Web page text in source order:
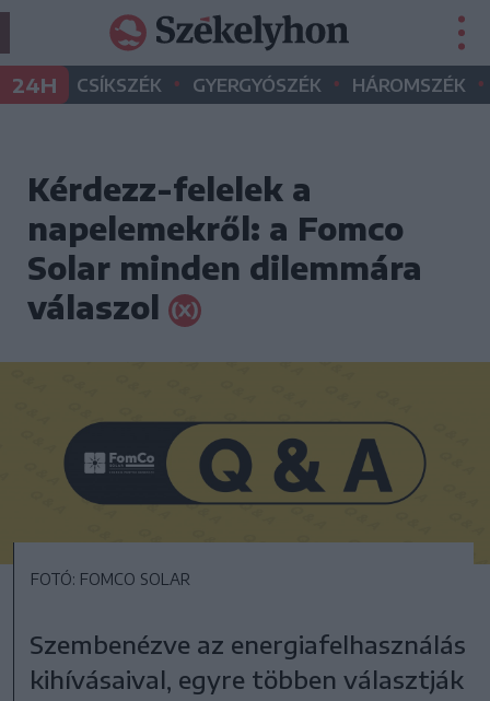
24H CSÍKSZÉK • GYERGYÓSZÉK • HÁROMSZÉK •
Kérdezz-felelek a
napelemekről: a Fomco
Solar minden dilemmára
válaszol
FOTÓ: FOMCO SOLAR
Szembenézve az energiafelhasználás
kihívásaival, egyre többen választják